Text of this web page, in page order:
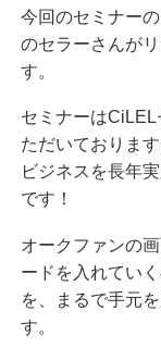
今回のセミナー
のセラーさんが
す。
セミナーは
ただいておりま
ビジネスを長年
です！
オークファンの
ードを入れてい
を、まるで手元
す。